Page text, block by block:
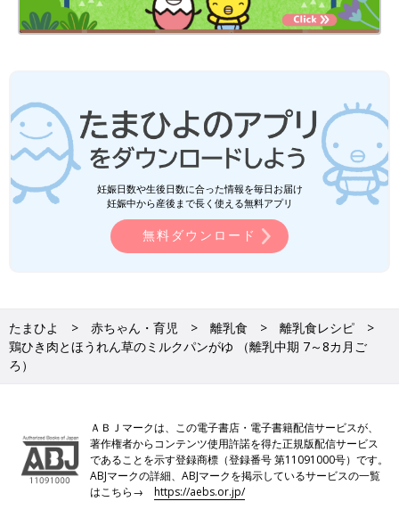
妊娠日数や生後日数に合った情報を毎日お届け
妊娠中から産後まで長く使える無料アプリ
無料ダウンロード
たまひよ 赤ちゃん・育児 離乳食
離乳食レシピ
鶏ひき肉とほうれん草のミルクパンがゆ （離乳中期 7～8カ月ご
ろ）
ＡＢＪマークは、この電子書店・電子書籍配信サービスが、
著作権者からコンテンツ使用許諾を得た正規版配信サービス
であることを示す登録商標（登録番号 第11091000号）です。
ABJマークの詳細、ABJマークを掲示しているサービスの一覧
はこちら→https://aebs.or.jp/